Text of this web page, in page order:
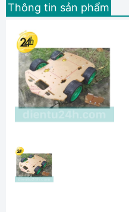
Thông tin sản phẩm